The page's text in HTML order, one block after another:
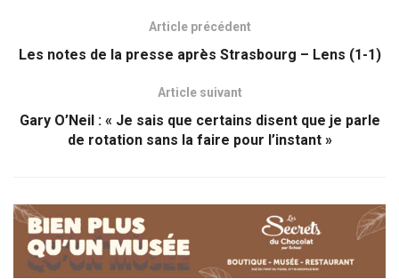
Article précédent
Les notes de la presse après Strasbourg – Lens (1-1)
Article suivant
Gary O’Neil : « Je sais que certains disent que je parle
de rotation sans la faire pour l’instant »